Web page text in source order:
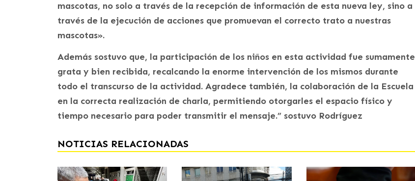
mascotas, no solo a través de la recepción de información de esta nueva ley, sino a
través de la ejecución de acciones que promuevan el correcto trato a nuestras
mascotas».
Además sostuvo que, la participación de los niños en esta actividad fue sumamente
grata y bien recibida, recalcando la enorme intervención de los mismos durante
todo el transcurso de la actividad. Agradece también, la colaboración de la Escuela
en la correcta realización de charla, permitiendo otorgarles el espacio físico y
tiempo necesario para poder transmitir el mensaje.” sostuvo Rodríguez
NOTICIAS RELACIONADAS